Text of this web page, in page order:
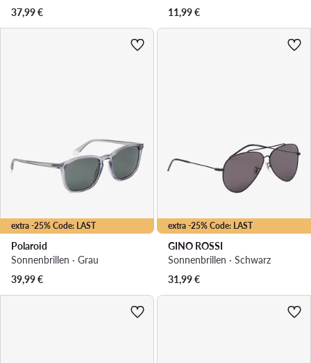
37,99€
11,99€
extra -25% Code: LAST
Polaroid
Sonnenbrillen · Grau
39,99€
extra -25% Code: LAST
GINO ROSSI
Sonnenbrillen · Schwarz
31,99€